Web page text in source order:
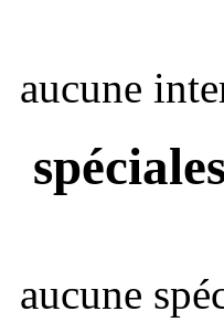
aucune
aucune